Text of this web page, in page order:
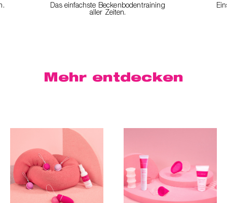
Das einfachste Beckenbodentraining
aller Zeiten.
Mehr entdecken